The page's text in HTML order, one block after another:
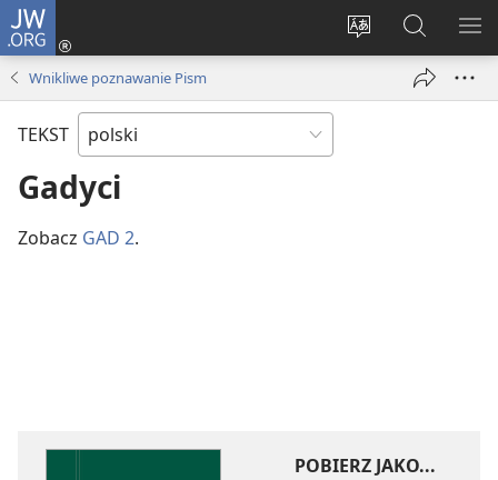
JW.ORG
Wybór
Logowanie
(opens
Szukaj
na
JW.ORG
Wnikliwe poznawanie Pism
TEKST
Gadyci
Zobacz GAD 2.
POBIERZ JAKO...